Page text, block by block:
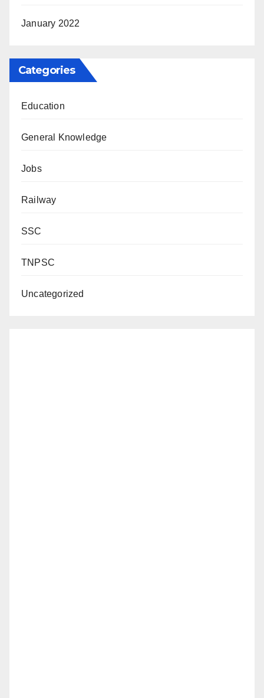
January 2022
Categories
Education
General Knowledge
Jobs
Railway
SSC
TNPSC
Uncategorized